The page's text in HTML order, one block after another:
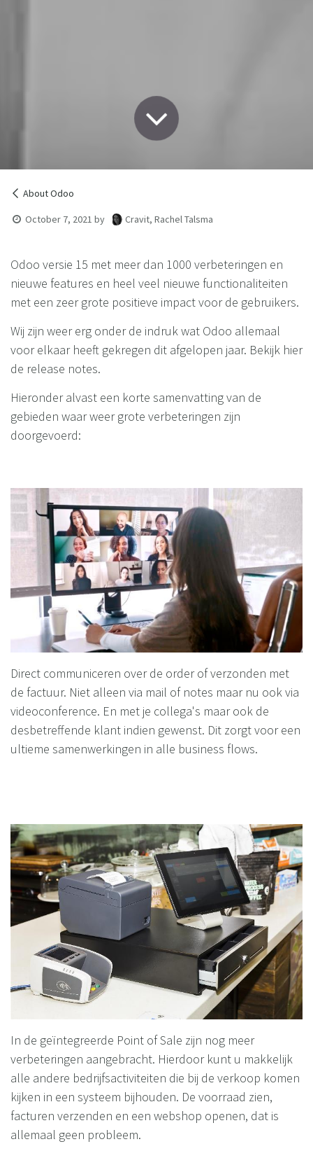
About Odoo
October 7, 2021 by Cravit, Rachel Talsma
Odoo versie 15 met meer dan 1000 verbeteringen en
nieuwe features en heel veel nieuwe functionaliteiten
met een zeer grote positieve impact voor de gebruikers.
Wij zijn weer erg onder de indruk wat Odoo allemaal
voor elkaar heeft gekregen dit afgelopen jaar. Bekijk hier
de release notes.
Hieronder alvast een korte samenvatting van de
gebieden waar weer grote verbeteringen zijn
doorgevoerd:
Direct communiceren over de order of verzonden met
de factuur. Niet alleen via mail of notes maar nu ook via
videoconference. En met je collega's maar ook de
desbetreffende klant indien gewenst. Dit zorgt voor een
ultieme samenwerkingen in alle business flows.
In de geïntegreerde Point of Sale zijn nog meer
verbeteringen aangebracht. Hierdoor kunt u makkelijk
alle andere bedrijfsactiviteiten die bij de verkoop komen
kijken in een systeem bijhouden. De voorraad zien,
facturen verzenden en een webshop openen, dat is
allemaal geen probleem.